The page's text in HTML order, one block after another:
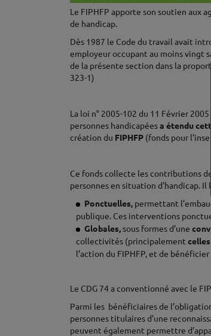
Le FIPHFP apporte son soutien aux
de handicap.
Dès 1987 le Code du travail avait
employeur occupant au moins vingt
de la présente section dans la
323-1)
La loi n° 2005-102 du 11 Février
personnes handicapéesa étendu
création du FIPHFP (fonds pour
Ce fonds collecte les contributions
personnes en situation d’handicap.
Ponctuelles, permettant
publique. Ces interventions
Globales,sous formes d’une
collectivités (principalement
l’action du FIPHFP, et de
Le CDG 74 a conventionné avec le
Parmi les bénéficiaires de
personnes titulaires d’une
peuvent également permettre